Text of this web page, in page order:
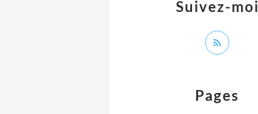
Pages
Suivez-moi